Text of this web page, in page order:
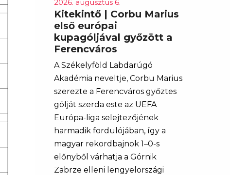
2026. augusztus 6.
Kitekintő | Corbu Marius
első európai
kupagóljával győzött a
Ferencváros
A Székelyföld Labdarúgó
Akadémia neveltje, Corbu Marius
szerezte a Ferencváros győztes
gólját szerda este az UEFA
Európa-liga selejtezőjének
harmadik fordulójában, így a
magyar rekordbajnok 1–0-s
előnyből várhatja a Górnik
Zabrze elleni lengyelországi